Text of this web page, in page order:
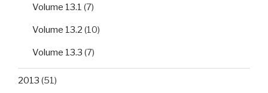
Volume 13.1 (7)
Volume 13.2 (10)
Volume 13.3 (7)
2013 (51)